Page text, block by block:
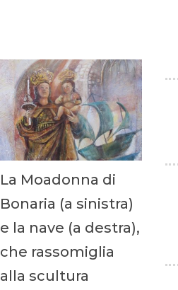
La Moadonna di
Bonaria (a sinistra)
e la nave (a destra),
che rassomiglia
alla scultura